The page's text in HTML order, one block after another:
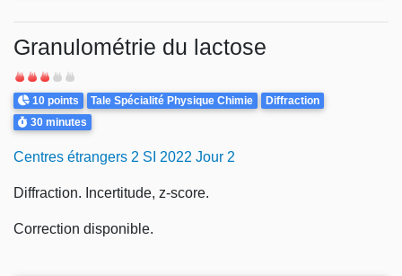
Granulométrie du lactose
Difficulté
Points
10 points Theme
Tale Spécialité Physique Chimie Diffraction
Durée
30 minutes
Centres étrangers 2 SI 2022 Jour 2
Diffraction. Incertitude, z-score.
Correction disponible.